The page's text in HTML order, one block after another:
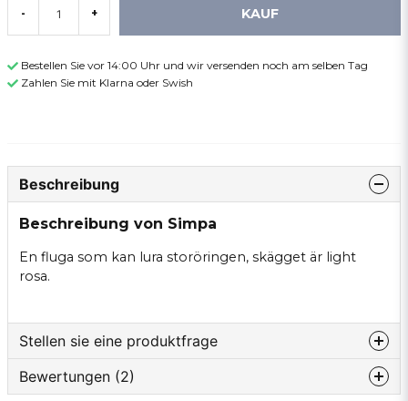
- + KAUF
Bestellen Sie vor 14:00 Uhr und wir versenden noch am selben Tag
Zahlen Sie mit Klarna oder Swish
Beschreibung
Beschreibung von Simpa
En fluga som kan lura storöringen, skägget är light
rosa.
Stellen sie eine produktfrage
question
Fragen sie uns etwas zu diesem produkt...
Bewertungen (2)